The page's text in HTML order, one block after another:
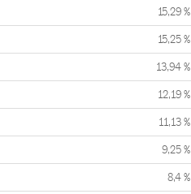
15,29 %
15,25 %
13,94 %
12,19 %
11,13 %
9,25 %
8,4 %